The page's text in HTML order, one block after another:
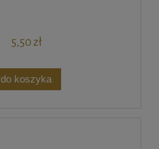
5,50 zł
do koszyka